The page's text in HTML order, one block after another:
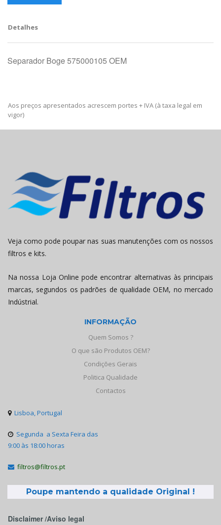
Detalhes
Separador Boge 575000105 OEM
Aos preços apresentados acrescem portes + IVA (à taxa legal em
vigor)
Veja como pode poupar nas suas manutenções com os nossos
filtros e kits.
Na nossa Loja Online pode encontrar alternativas às principais
marcas, segundos os padrões de qualidade OEM, no mercado
Indústrial.
INFORMAÇÃO
Quem Somos ?
O que são Produtos OEM?
Condições Gerais
Politica Qualidade
Contactos
 Lisboa, Portugal
 Segunda a Sexta Feira das
9:00 às 18:00 horas
 filtros@filtros.pt
Poupe mantendo a qualidade Original !
Disclaimer /Aviso legal